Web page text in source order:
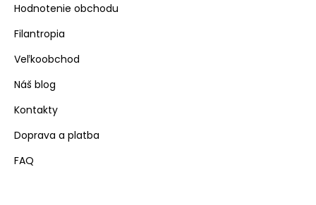
Hodnotenie obchodu
Filantropia
Veľkoobchod
Náš blog
Kontakty
Doprava a platba
FAQ